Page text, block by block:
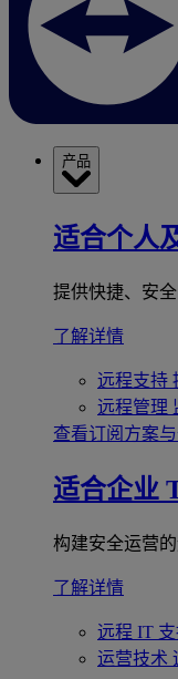
产品
适合个人
提供快捷、安
了解详情
远程支持
远程管理
查看订阅方案
适合企业
构建安全运营
了解详情
远程 IT
运营技术